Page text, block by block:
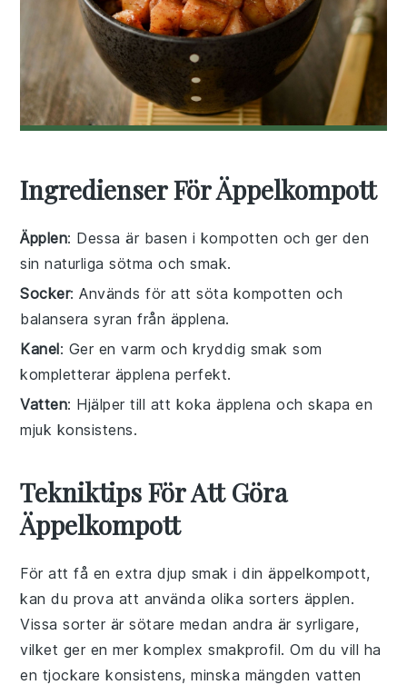
Ingredienser För Äppelkompott
Äpplen: Dessa är basen i kompotten och ger den
sin naturliga sötma och smak.
Socker: Används för att söta kompotten och
balansera syran från äpplena.
Kanel: Ger en varm och kryddig smak som
kompletterar äpplena perfekt.
Vatten: Hjälper till att koka äpplena och skapa en
mjuk konsistens.
Tekniktips För Att Göra
Äppelkompott
För att få en extra djup smak i dinäppelkompott,
kan du prova att använda olika sorters äpplen.
Vissa sorter är sötare medan andra är syrligare,
vilket ger en mer komplex smakprofil. Om du vill ha
en tjockare konsistens, minska mängden vatten